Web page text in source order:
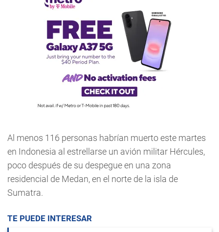
Al menos 116 personas habrían muerto este martes
en Indonesia al estrellarse un avión militar Hércules,
poco después de su despegue en una zona
residencial de Medan, en el norte de la isla de
Sumatra.
TE PUEDE INTERESAR